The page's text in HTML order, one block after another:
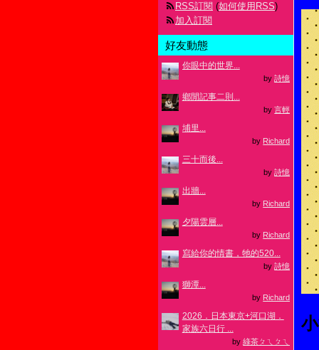
RSS訂閱 (如何使用RSS)
加入訂閱
好友動態
你眼中的世界...
by詩憶
鄉閒記事二則...
by言輕
埔里...
by Richard
三十而後...
by詩憶
出牆...
by Richard
夕陽雲層...
by Richard
寫給你的情書，牠的520...
by詩憶
獅潭...
by Richard
2026．日本東京+河口湖．
家族六日行 ...
by綠茶ㄆㄟㄆㄟ